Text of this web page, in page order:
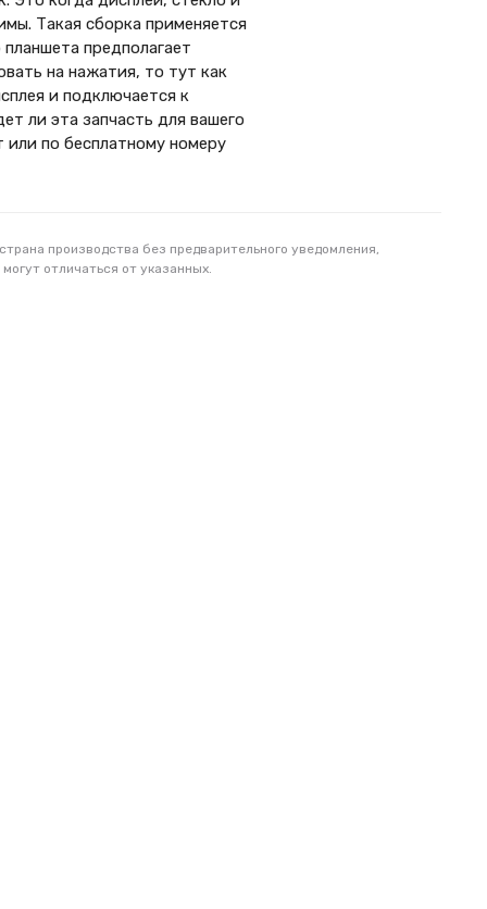
Такая сборка применяется
предполагает
на нажатия, то тут как
и подключается к
ли эта запчасть для вашего
по бесплатному номеру
производства без предварительного уведомления,
отличаться от указанных.